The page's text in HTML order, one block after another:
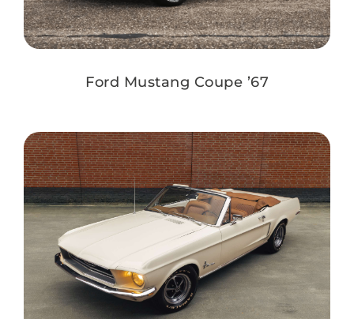
Ford Mustang Coupe ’67